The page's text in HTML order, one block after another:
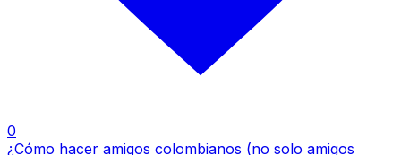
0
¿Cómo hacer amigos colombianos (no solo amigos